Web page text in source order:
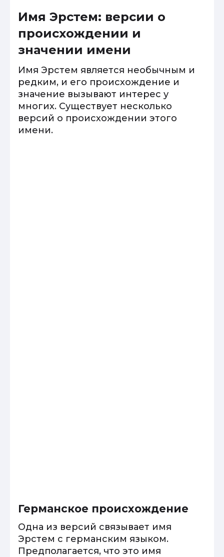
Имя Эрстем: версии о
происхождении и
значении имени
Имя Эрстем является необычным и
редким, и его происхождение и
значение вызывают интерес у
многих. Существует несколько
версий о происхождении этого
имени.
Германское происхождение
Одна из версий связывает имя
Эрстем с германским языком.
Предполагается, что это имя